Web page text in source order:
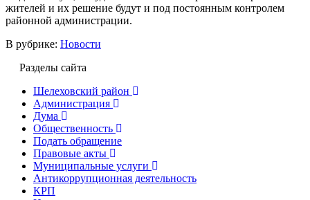
жителей и их решение будут и под постоянным контролем
районной администрации.
В рубрике: Новости
Разделы сайта
Шелеховский район
Администрация
Дума
Общественность
Подать обращение
Правовые акты
Муниципальные услуги
Антикоррупционная деятельность
КРП